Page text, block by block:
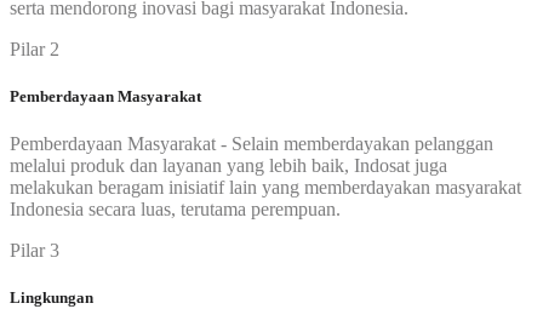
serta mendorong inovasi bagi masyarakat Indonesia.
Pilar 2
Pemberdayaan Masyarakat
Pemberdayaan Masyarakat - Selain memberdayakan pelanggan
melalui produk dan layanan yang lebih baik, Indosat juga
melakukan beragam inisiatif lain yang memberdayakan masyarakat
Indonesia secara luas, terutama perempuan.
Pilar 3
Lingkungan